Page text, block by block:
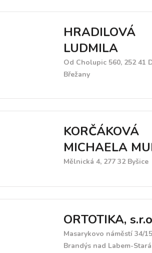
HRADILOVÁ
LUDMILA
Od Cholupic 560, 252 41
Břežany
KORČÁKOVÁ
MICHAELA
Mělnická 4, 277 32 Byšice
ORTOTIKA,
Masarykovo náměstí 34/
Brandýs nad Labem-